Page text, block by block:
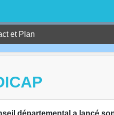
et Plan
départemental a lancé